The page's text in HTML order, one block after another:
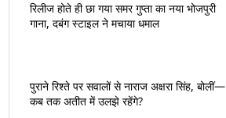
रिलीज होते ही छा गया समर गुप्ता का नया भोजपुरी
गाना, दबंग स्टाइल ने मचाया धमाल
पुराने रिश्ते पर सवालों से नाराज अक्षरा सिंह, बोलीं—
कब तक अतीत में उलझे रहेंगे?